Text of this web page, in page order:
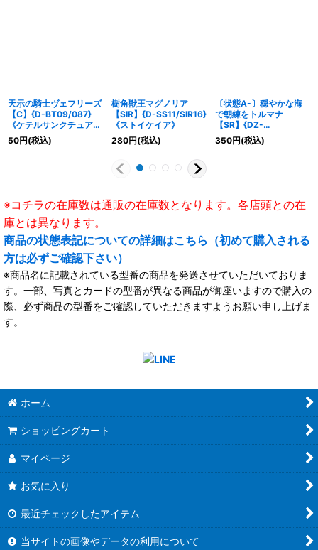
天示の騎士ヴェフリーズ
【C】{D-BT09/087}
《ケテルサンクチュア
リ》
50円(税込)
樹角獣王マグノリア
【SIR】{D-SS11/SIR16}
《ストイケイア》
280円(税込)
〔状態A-〕穏やかな海
で朝練をトルマナ
【SR】{DZ-
BT05/SR41}《リリカル
モナステリオ》
350円(税込)
※コチラの在庫数は通販の在庫数となります。各店頭との在
庫とは異なります。
商品の状態表記についての詳細はこちら（初めて購入される
方は必ずご確認下さい）
※商品名に記載されている型番の商品を発送させていただいておりま
す。一部、写真とカードの型番が異なる商品が御座いますので購入の
際、必ず商品の型番をご確認していただきますようお願い申し上げま
す。
ホーム
ショッピングカート
マイページ
お気に入り
最近チェックしたアイテム
当サイトの画像やデータの利用について